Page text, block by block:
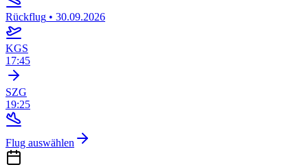
Rückflug • 30.09.2026
KGS
17:45
SZG
19:25
Flug auswählen